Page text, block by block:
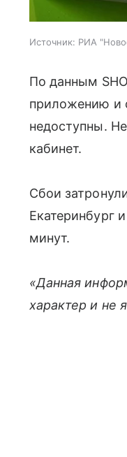
Источник: РИА
По данным
приложению и
недоступны.
кабинет.
Сбои
Екатеринбург
минут.
«Данная
характер и не